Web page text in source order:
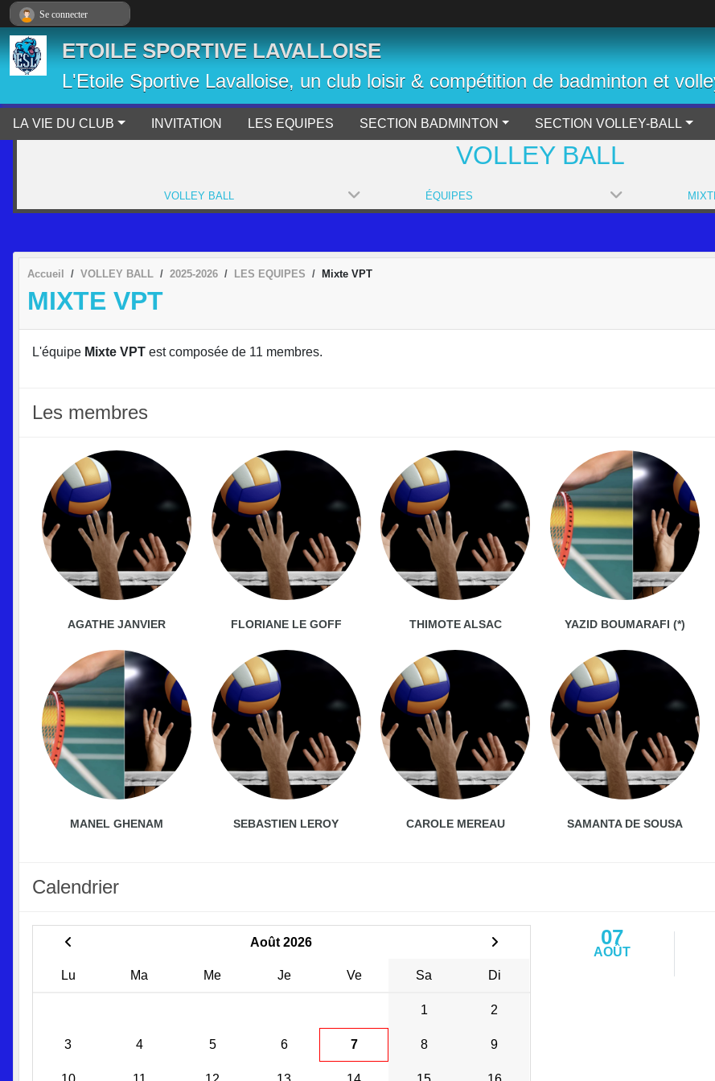
ETOILE SPORTIVE LAVALLOISE
L'Etoile Sportive Lavalloise, un club loisir & compétition de badminton et
LA VIE DU CLUB INVITATION LES EQUIPES SECTION BADMINTON SECTION VOLLEY-BALL
VOLLEY BALL
VOLLEY BALL ÉQUIPES
Accueil VOLLEY BALL 2025-2026 LES EQUIPES Mixte VPT
MIXTE VPT
L'équipe Mixte VPT est composée de 11 membres.
Les membres
AGATHE JANVIER FLORIANE LE GOFF THIMOTE ALSAC YAZID BOUMARAFI (*)
MANEL GHENAM SEBASTIEN LEROY CAROLE MEREAU SAMANTA DE SOUSA
Calendrier
Août 2026
Lu Ma Me Je Ve Sa Di
1 2
3 4 5 6 7 8 9
07
AOÛT
Se connecter
Panneau de gestion des cookies